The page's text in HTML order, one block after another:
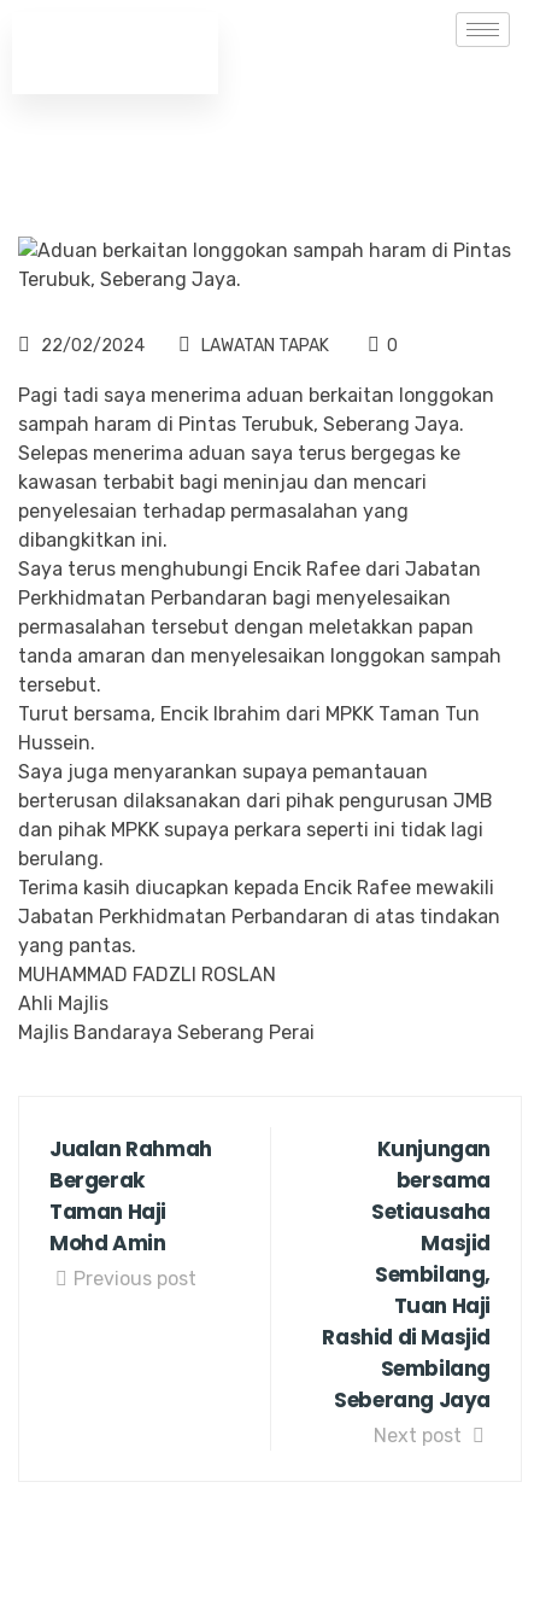
22/02/2024 LAWATAN TAPAK 0
Pagi tadi saya menerima aduan berkaitan longgokan
sampah haram di Pintas Terubuk, Seberang Jaya.
Selepas menerima aduan saya terus bergegas ke
kawasan terbabit bagi meninjau dan mencari
penyelesaian terhadap permasalahan yang
dibangkitkan ini.
Saya terus menghubungi Encik Rafee dari Jabatan
Perkhidmatan Perbandaran bagi menyelesaikan
permasalahan tersebut dengan meletakkan papan
tanda amaran dan menyelesaikan longgokan sampah
tersebut.
Turut bersama, Encik Ibrahim dari MPKK Taman Tun
Hussein.
Saya juga menyarankan supaya pemantauan
berterusan dilaksanakan dari pihak pengurusan JMB
dan pihak MPKK supaya perkara seperti ini tidak lagi
berulang.
Terima kasih diucapkan kepada Encik Rafee mewakili
Jabatan Perkhidmatan Perbandaran di atas tindakan
yang pantas.
MUHAMMAD FADZLI ROSLAN
Ahli Majlis
Majlis Bandaraya Seberang Perai
Jualan Rahmah
Bergerak
Taman Haji
Mohd Amin
Previous post
Kunjungan
bersama
Setiausaha
Masjid
Sembilang,
Tuan Haji
Rashid di Masjid
Sembilang
Seberang Jaya
Next post